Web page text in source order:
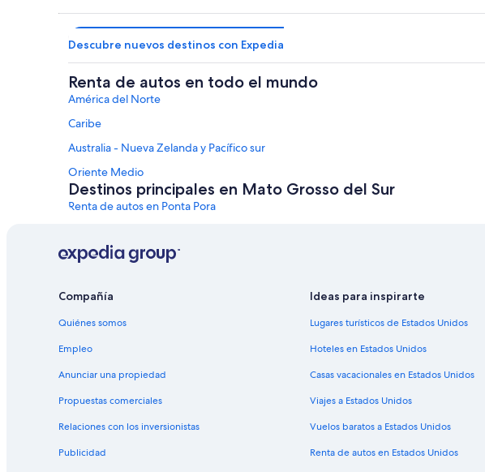
Descubre nuevos destinos con Expedia
Renta de autos en todo el mundo
América del Norte
Caribe
Australia - Nueva Zelanda y Pacífico sur
Oriente Medio
Destinos principales en Mato Grosso del Sur
Renta de autos en Ponta Pora
Renta de autos en Corumba
Alquiler de autos en otros destinos
Renta de autos en Roma
Renta de autos en San Francisco
Compañía
Quiénes somos
Empleo
Anunciar una propiedad
Propuestas comerciales
Relaciones con los inversionistas
Publicidad
Ideas para inspirarte
Lugares turísticos de Estados Unidos
Hoteles en Estados Unidos
Casas vacacionales en Estados Unidos
Viajes a Estados Unidos
Vuelos baratos a Estados Unidos
Renta de autos en Estados Unidos